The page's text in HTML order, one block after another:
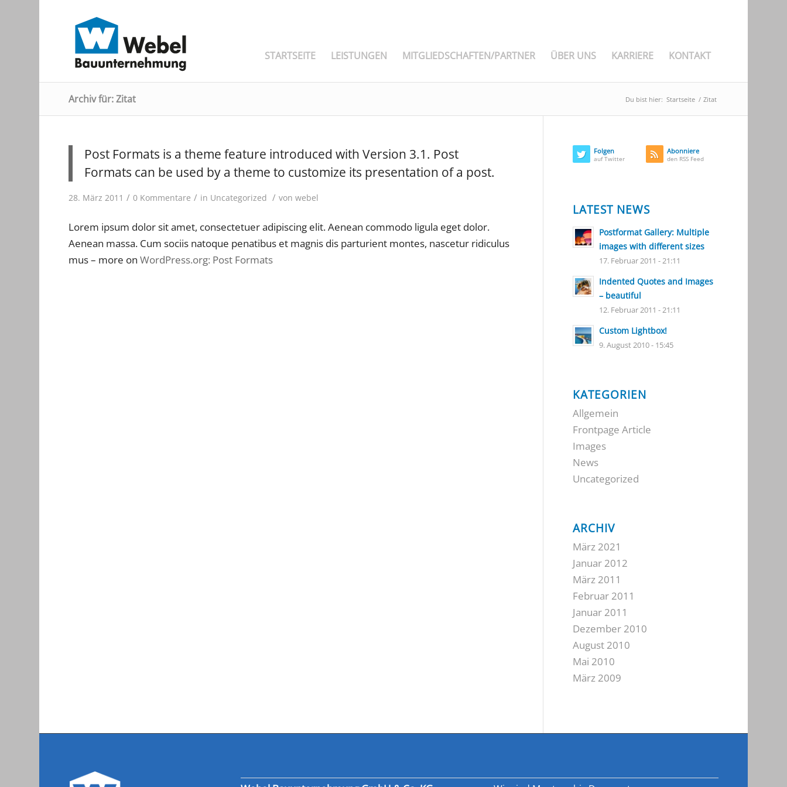
STARTSEITE LEISTUNGEN MITGLIEDSCHAFTEN/PARTNER ÜBER UNS KARRIERE KONTAKT
Archiv für: Zitat Du bist hier: Startseite / Zitat
Post Formats is a theme feature introduced with Version 3.1. Post
Formats can be used by a theme to customize its presentation of a post.
28. März 2011 / 0 Kommentare / in Uncategorized / vonwebel
Lorem ipsum dolor sit amet, consectetuer adipiscing elit. Aenean commodo ligula eget dolor.
Aenean massa. Cum sociis natoque penatibus et magnis dis parturient montes, nascetur ridiculus
mus – more onWordPress.org: Post Formats
Folgen
auf Twitter
Abonniere
den RSS Feed
LATEST NEWS
Postformat Gallery: Multiple
images with different sizes
17. Februar 2011 - 21:11
Indented Quotes and Images
– beautiful
12. Februar 2011 - 21:11
Custom Lightbox!
9. August 2010 - 15:45
KATEGORIEN
Allgemein
Frontpage Article
Images
News
Uncategorized
ARCHIV
März 2021
Januar 2012
März 2011
Februar 2011
Januar 2011
Dezember 2010
August 2010
Mai 2010
März 2009